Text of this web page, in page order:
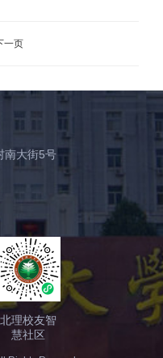
一页
南大街5号
北理校友智
慧社区